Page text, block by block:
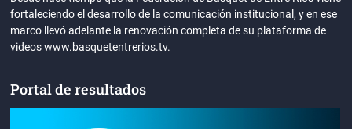
fortaleciendo el desarrollo de la comunicación institucional, y en ese
marco llevó adelante la renovación completa de su plataforma de
videos www.basquetentrerios.tv.
Portal de resultados